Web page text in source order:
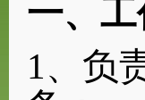
一、
1、 负